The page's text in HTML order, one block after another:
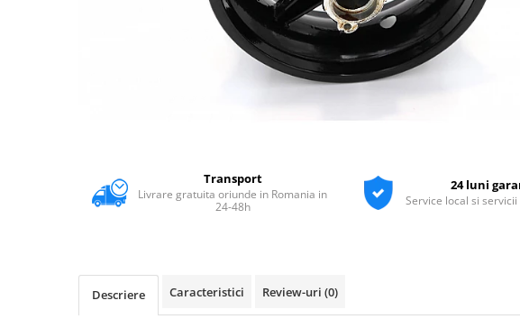
Transport
Livrare gratuita oriunde in Romania in
24-48h
24 luni
Service local si
Descriere Caracteristici Review-uri (0)